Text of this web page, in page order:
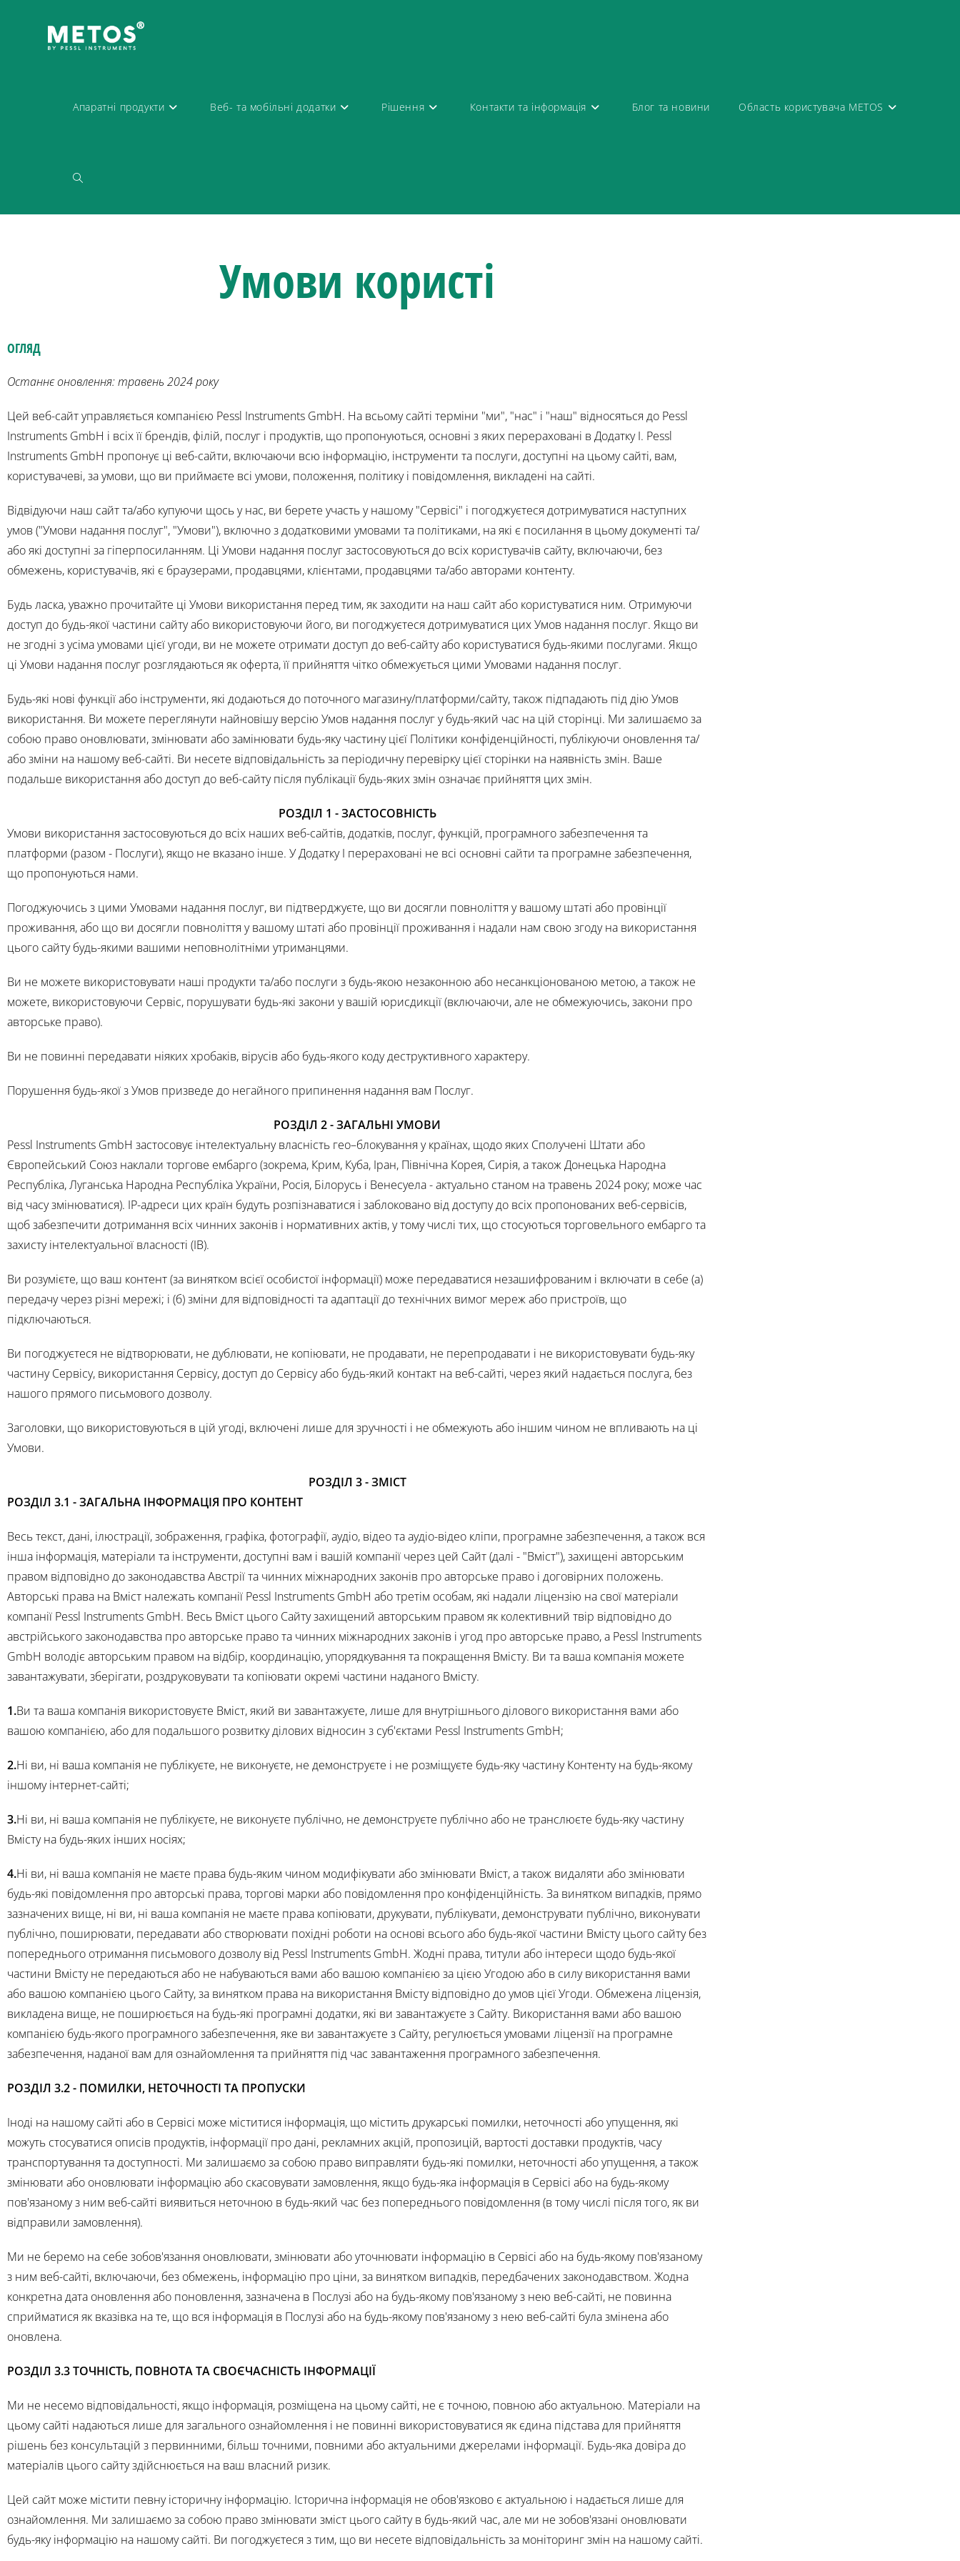
Апаратні продукти Веб- та мобільні додатки Рішення Контакти та інформація Блог та новини Область користувача METOS
Умови користі
ОГЛЯД
Останнє оновлення: травень 2024 року
Цей веб-сайт управляється компанією Pessl Instruments GmbH. На всьому сайті терміни "ми", "нас" і "наш" відносяться до Pessl
Instruments GmbH і всіх її брендів, філій, послуг і продуктів, що пропонуються, основні з яких перераховані в Додатку I. Pessl
Instruments GmbH пропонує ці веб-сайти, включаючи всю інформацію, інструменти та послуги, доступні на цьому сайті, вам,
користувачеві, за умови, що ви приймаєте всі умови, положення, політику і повідомлення, викладені на сайті.
Відвідуючи наш сайт та/або купуючи щось у нас, ви берете участь у нашому "Сервісі" і погоджуєтеся дотримуватися наступних
умов ("Умови надання послуг", "Умови"), включно з додатковими умовами та політиками, на які є посилання в цьому документі та/
або які доступні за гіперпосиланням. Ці Умови надання послуг застосовуються до всіх користувачів сайту, включаючи, без
обмежень, користувачів, які є браузерами, продавцями, клієнтами, продавцями та/або авторами контенту.
Будь ласка, уважно прочитайте ці Умови використання перед тим, як заходити на наш сайт або користуватися ним. Отримуючи
доступ до будь-якої частини сайту або використовуючи його, ви погоджуєтеся дотримуватися цих Умов надання послуг. Якщо ви
не згодні з усіма умовами цієї угоди, ви не можете отримати доступ до веб-сайту або користуватися будь-якими послугами. Якщо
ці Умови надання послуг розглядаються як оферта, її прийняття чітко обмежується цими Умовами надання послуг.
Будь-які нові функції або інструменти, які додаються до поточного магазину/платформи/сайту, також підпадають під дію Умов
використання. Ви можете переглянути найновішу версію Умов надання послуг у будь-який час на цій сторінці. Ми залишаємо за
собою право оновлювати, змінювати або замінювати будь-яку частину цієї Політики конфіденційності, публікуючи оновлення та/
або зміни на нашому веб-сайті. Ви несете відповідальність за періодичну перевірку цієї сторінки на наявність змін. Ваше
подальше використання або доступ до веб-сайту після публікації будь-яких змін означає прийняття цих змін.
РОЗДІЛ 1 - ЗАСТОСОВНІСТЬ
Умови використання застосовуються до всіх наших веб-сайтів, додатків, послуг, функцій, програмного забезпечення та
платформи (разом - Послуги), якщо не вказано інше. У Додатку I перераховані не всі основні сайти та програмне забезпечення,
що пропонуються нами.
Погоджуючись з цими Умовами надання послуг, ви підтверджуєте, що ви досягли повноліття у вашому штаті або провінції
проживання, або що ви досягли повноліття у вашому штаті або провінції проживання і надали нам свою згоду на використання
цього сайту будь-якими вашими неповнолітніми утриманцями.
Ви не можете використовувати наші продукти та/або послуги з будь-якою незаконною або несанкціонованою метою, а також не
можете, використовуючи Сервіс, порушувати будь-які закони у вашій юрисдикції (включаючи, але не обмежуючись, закони про
авторське право).
Ви не повинні передавати ніяких хробаків, вірусів або будь-якого коду деструктивного характеру.
Порушення будь-якої з Умов призведе до негайного припинення надання вам Послуг.
РОЗДІЛ 2 - ЗАГАЛЬНІ УМОВИ
Pessl Instruments GmbH застосовує інтелектуальну власність гео–блокування у країнах, щодо яких Сполучені Штати або
Європейський Союз наклали торгове ембарго (зокрема, Крим, Куба, Іран, Північна Корея, Сирія, а також Донецька Народна
Республіка, Луганська Народна Республіка України, Росія, Білорусь і Венесуела - актуально станом на травень 2024 року; може час
від часу змінюватися). IP-адреси цих країн будуть розпізнаватися і заблоковано від доступу до всіх пропонованих веб-сервісів,
щоб забезпечити дотримання всіх чинних законів і нормативних актів, у тому числі тих, що стосуються торговельного ембарго та
захисту інтелектуальної власності (ІВ).
Ви розумієте, що ваш контент (за винятком всієї особистої інформації) може передаватися незашифрованим і включати в себе (а)
передачу через різні мережі; і (б) зміни для відповідності та адаптації до технічних вимог мереж або пристроїв, що
підключаються.
Ви погоджуєтеся не відтворювати, не дублювати, не копіювати, не продавати, не перепродавати і не використовувати будь-яку
частину Сервісу, використання Сервісу, доступ до Сервісу або будь-який контакт на веб-сайті, через який надається послуга, без
нашого прямого письмового дозволу.
Заголовки, що використовуються в цій угоді, включені лише для зручності і не обмежують або іншим чином не впливають на ці
Умови.
РОЗДІЛ 3 - ЗМІСТ
РОЗДІЛ 3.1 - ЗАГАЛЬНА ІНФОРМАЦІЯ ПРО КОНТЕНТ
Весь текст, дані, ілюстрації, зображення, графіка, фотографії, аудіо, відео та аудіо-відео кліпи, програмне забезпечення, а також вся
інша інформація, матеріали та інструменти, доступні вам і вашій компанії через цей Сайт (далі - "Вміст"), захищені авторським
правом відповідно до законодавства Австрії та чинних міжнародних законів про авторське право і договірних положень.
Авторські права на Вміст належать компанії Pessl Instruments GmbH або третім особам, які надали ліцензію на свої матеріали
компанії Pessl Instruments GmbH. Весь Вміст цього Сайту захищений авторським правом як колективний твір відповідно до
австрійського законодавства про авторське право та чинних міжнародних законів і угод про авторське право, а Pessl Instruments
GmbH володіє авторським правом на відбір, координацію, упорядкування та покращення Вмісту. Ви та ваша компанія можете
завантажувати, зберігати, роздруковувати та копіювати окремі частини наданого Вмісту.
1.Ви та ваша компанія використовуєте Вміст, який ви завантажуєте, лише для внутрішнього ділового використання вами або
вашою компанією, або для подальшого розвитку ділових відносин з суб'єктами Pessl Instruments GmbH;
2.Ні ви, ні ваша компанія не публікуєте, не виконуєте, не демонструєте і не розміщуєте будь-яку частину Контенту на будь-якому
іншому інтернет-сайті;
3.Ні ви, ні ваша компанія не публікуєте, не виконуєте публічно, не демонструєте публічно або не транслюєте будь-яку частину
Вмісту на будь-яких інших носіях;
4.Ні ви, ні ваша компанія не маєте права будь-яким чином модифікувати або змінювати Вміст, а також видаляти або змінювати
будь-які повідомлення про авторські права, торгові марки або повідомлення про конфіденційність. За винятком випадків, прямо
зазначених вище, ні ви, ні ваша компанія не маєте права копіювати, друкувати, публікувати, демонструвати публічно, виконувати
публічно, поширювати, передавати або створювати похідні роботи на основі всього або будь-якої частини Вмісту цього сайту без
попереднього отримання письмового дозволу від Pessl Instruments GmbH. Жодні права, титули або інтереси щодо будь-якої
частини Вмісту не передаються або не набуваються вами або вашою компанією за цією Угодою або в силу використання вами
або вашою компанією цього Сайту, за винятком права на використання Вмісту відповідно до умов цієї Угоди. Обмежена ліцензія,
викладена вище, не поширюється на будь-які програмні додатки, які ви завантажуєте з Сайту. Використання вами або вашою
компанією будь-якого програмного забезпечення, яке ви завантажуєте з Сайту, регулюється умовами ліцензії на програмне
забезпечення, наданої вам для ознайомлення та прийняття під час завантаження програмного забезпечення.
РОЗДІЛ 3.2 - ПОМИЛКИ, НЕТОЧНОСТІ ТА ПРОПУСКИ
Іноді на нашому сайті або в Сервісі може міститися інформація, що містить друкарські помилки, неточності або упущення, які
можуть стосуватися описів продуктів, інформації про дані, рекламних акцій, пропозицій, вартості доставки продуктів, часу
транспортування та доступності. Ми залишаємо за собою право виправляти будь-які помилки, неточності або упущення, а також
змінювати або оновлювати інформацію або скасовувати замовлення, якщо будь-яка інформація в Сервісі або на будь-якому
пов'язаному з ним веб-сайті виявиться неточною в будь-який час без попереднього повідомлення (в тому числі після того, як ви
відправили замовлення).
Ми не беремо на себе зобов'язання оновлювати, змінювати або уточнювати інформацію в Сервісі або на будь-якому пов'язаному
з ним веб-сайті, включаючи, без обмежень, інформацію про ціни, за винятком випадків, передбачених законодавством. Жодна
конкретна дата оновлення або поновлення, зазначена в Послузі або на будь-якому пов'язаному з нею веб-сайті, не повинна
сприйматися як вказівка на те, що вся інформація в Послузі або на будь-якому пов'язаному з нею веб-сайті була змінена або
оновлена.
РОЗДІЛ 3.3 ТОЧНІСТЬ, ПОВНОТА ТА СВОЄЧАСНІСТЬ ІНФОРМАЦІЇ
Ми не несемо відповідальності, якщо інформація, розміщена на цьому сайті, не є точною, повною або актуальною. Матеріали на
цьому сайті надаються лише для загального ознайомлення і не повинні використовуватися як єдина підстава для прийняття
рішень без консультацій з первинними, більш точними, повними або актуальними джерелами інформації. Будь-яка довіра до
матеріалів цього сайту здійснюється на ваш власний ризик.
Цей сайт може містити певну історичну інформацію. Історична інформація не обов'язково є актуальною і надається лише для
ознайомлення. Ми залишаємо за собою право змінювати зміст цього сайту в будь-який час, але ми не зобов'язані оновлювати
будь-яку інформацію на нашому сайті. Ви погоджуєтеся з тим, що ви несете відповідальність за моніторинг змін на нашому сайті.